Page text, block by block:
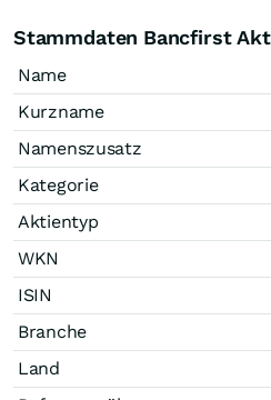
Stammdaten Bancfirst
Name
Kurzname
Namenszusatz
Kategorie
Aktientyp
WKN
ISIN
Branche
Land